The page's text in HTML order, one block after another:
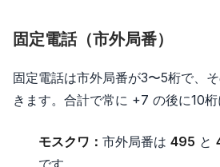
固定電話（市外局番）
固定電話は市外局番が3〜5桁で、
きます。合計で常に +7 の後に10桁
モスクワ： 市外局番は 495 と
です。